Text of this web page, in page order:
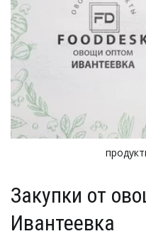
Закупки от
Ивантеевка